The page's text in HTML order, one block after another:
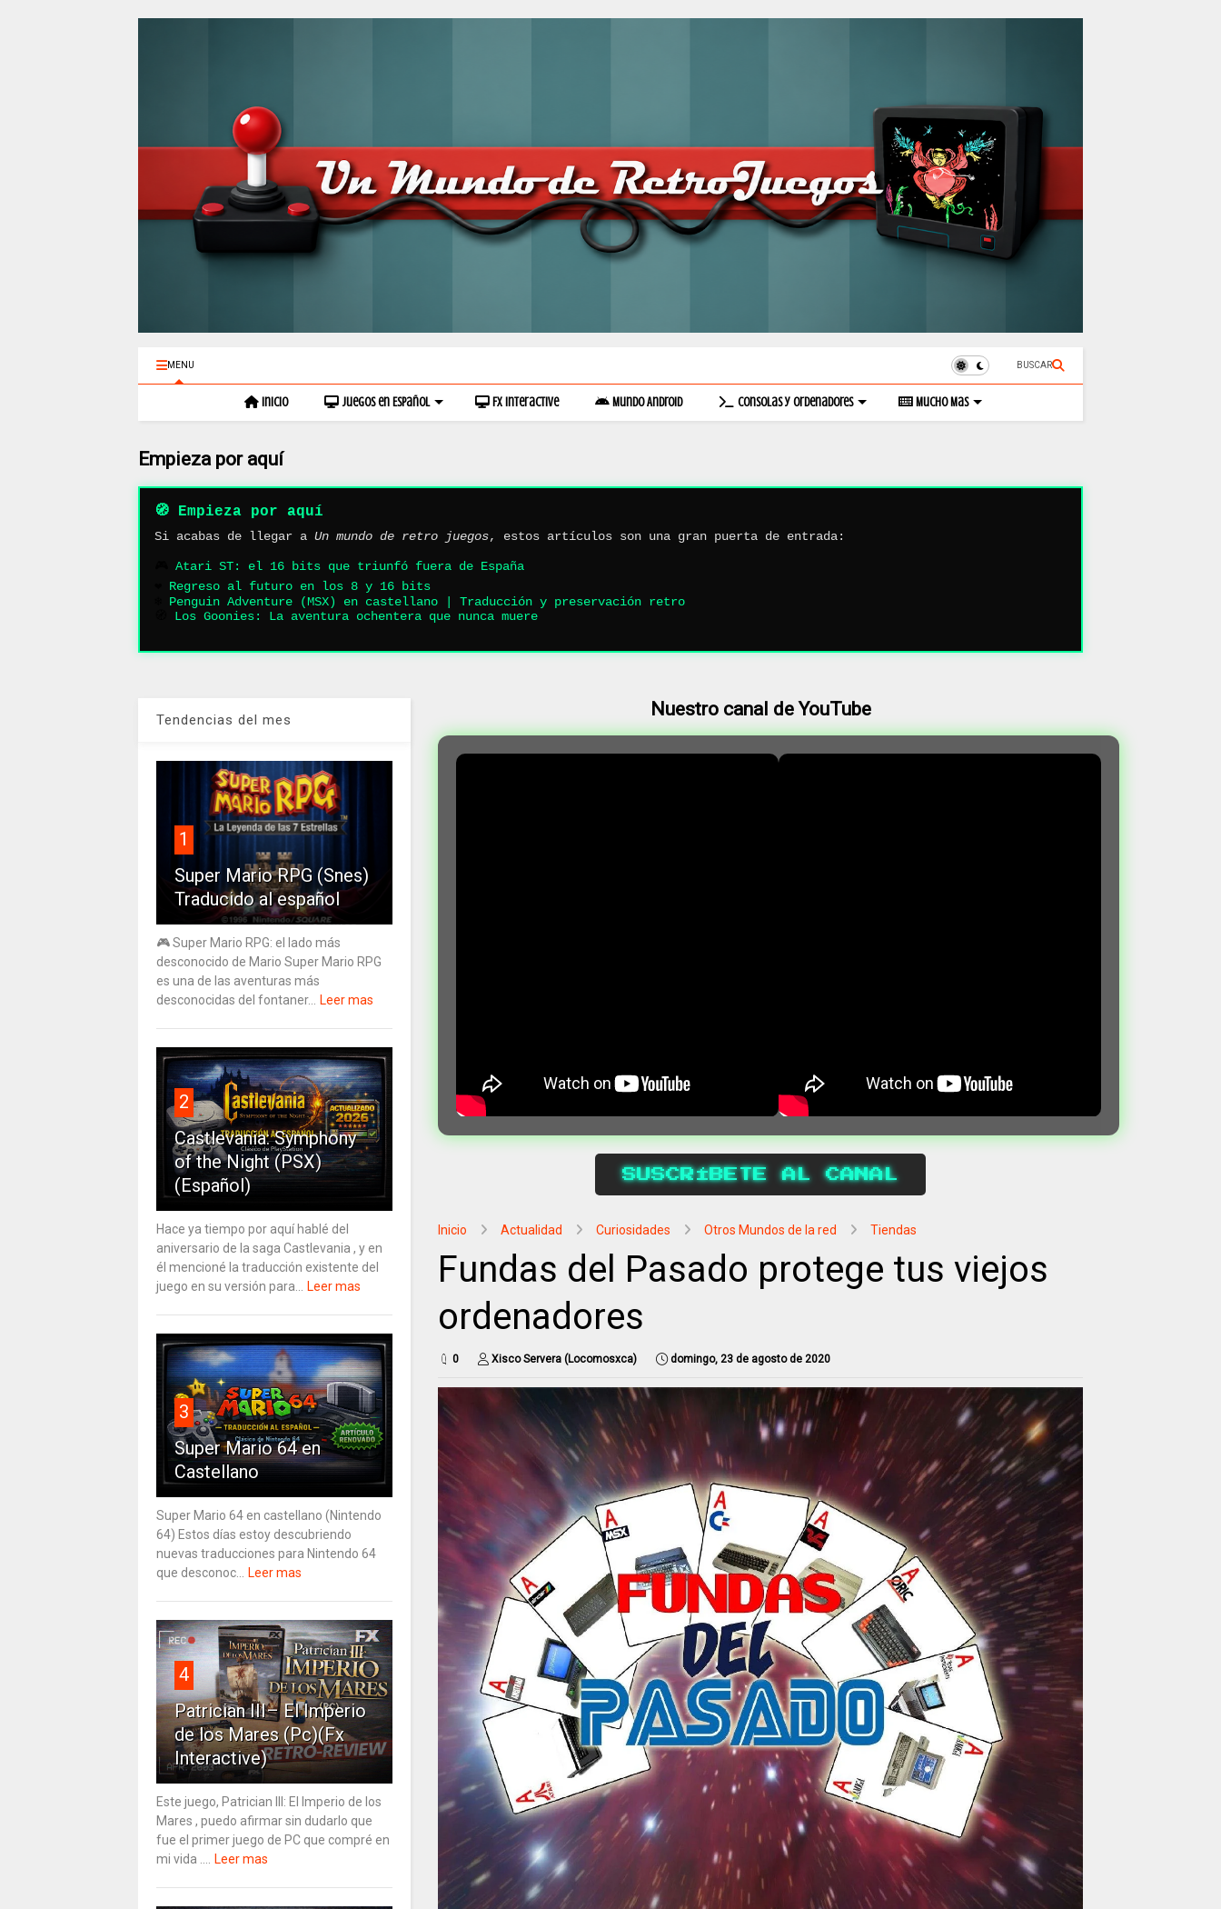
MENU BUSCAR
Inicio Juegos en Español Fx Interactive Mundo Android Consolas y Ordenadores Mucho Mas
Empieza por aquí
🧭 Empieza por aquí
Si acabas de llegar a Un mundo de retro juegos, estos artículos son una gran puerta de entrada:
Atari ST: el 16 bits que triunfó fuera de España
Regreso al futuro en los 8 y 16 bits
Penguin Adventure (MSX) en castellano | Traducción y preservación retro
Los Goonies: La aventura ochentera que nunca muere
Nuestro canal de YouTube
SUSCRÍBETE AL CANAL
Inicio Actualidad Curiosidades Otros Mundos de la red Tiendas
Fundas del Pasado protege tus viejos
ordenadores
0 Xisco Servera (Locomosxca) domingo, 23 de agosto de 2020
Tendencias del mes
1
Super Mario RPG (Snes)
Traducido al español
🎮 Super Mario RPG: el lado más
desconocido de Mario Super Mario RPG
es una de las aventuras más
desconocidas del fontaner...
Leer mas
2
Castlevania: Symphony
of the Night (PSX)
(Español)
Hace ya tiempo por aquí hablé del
aniversario de la saga Castlevania , y en
él mencioné la traducción existente del
juego en su versión para...
Leer mas
3
Super Mario 64 en
Castellano
Super Mario 64 en castellano (Nintendo
64) Estos días estoy descubriendo
nuevas traducciones para Nintendo 64
que desconoc...
Leer mas
4
Patrician III– El Imperio
de los Mares (Pc)(Fx
Interactive)
Este juego, Patrician III: El Imperio de los
Mares , puedo afirmar sin dudarlo que
fue el primer juego de PC que compré en
mi vida ....
Leer mas